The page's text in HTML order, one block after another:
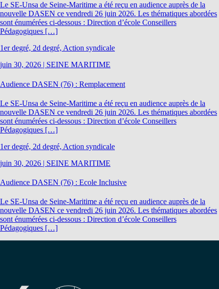
Le SE-Unsa de Seine-Maritime a été reçu en audience auprès de la
nouvelle DASEN ce vendredi 26 juin 2026. Les thématiques abordées
sont énumérées ci-dessous : Direction d’école Conseillers
Pédagogiques […]
1er degré, 2d degré, Action syndicale
juin 30, 2026 | SEINE MARITIME
Audience DASEN (76) : Remplacement
Le SE-Unsa de Seine-Maritime a été reçu en audience auprès de la
nouvelle DASEN ce vendredi 26 juin 2026. Les thématiques abordées
sont énumérées ci-dessous : Direction d’école Conseillers
Pédagogiques […]
1er degré, 2d degré, Action syndicale
juin 30, 2026 | SEINE MARITIME
Audience DASEN (76) : Ecole Inclusive
Le SE-Unsa de Seine-Maritime a été reçu en audience auprès de la
nouvelle DASEN ce vendredi 26 juin 2026. Les thématiques abordées
sont énumérées ci-dessous : Direction d’école Conseillers
Pédagogiques […]